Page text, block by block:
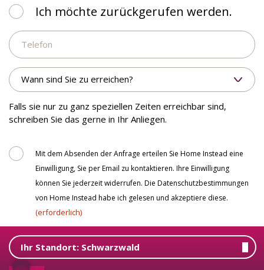
Ich
möchte
zurückgerufen
werden.
Ich möchte zurückgerufen werden.
Telefon
Wann
sind
Sie
erreichen?
Falls sie nur zu ganz speziellen Zeiten erreichbar sind,
schreiben Sie das gerne in Ihr Anliegen.
ConsentMit dem Absenden der Anfrage erteilen Sie Home Instead eine
Einwilligung, Sie per Email zu kontaktieren. Ihre Einwilligung
können Sie jederzeit widerrufen. Die Datenschutzbestimmungen
von Home Instead habe ich gelesen und akzeptiere diese.
(erforderlich)
Abschicken
Ihr Standort: Schwarzwald